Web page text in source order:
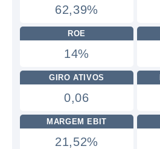
62,39%
ROE
14%
GIRO ATIVOS
0,06
MARGEM EBIT
21,52%